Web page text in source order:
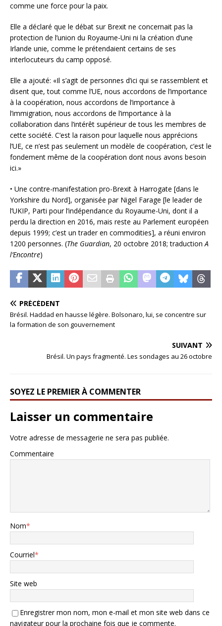
comme une force pour la paix.
Elle a déclaré que le débat sur Brexit ne concernait pas la
protection de l’union du Royaume-Uni ni la création d’une
Irlande unie, comme le prétendaient certains de ses
interlocuteurs du camp opposé.
Elle a ajouté: «Il s’agit de personnes d’ici qui se rassemblent et
disent que, tout comme l’UE, nous accordons de l’importance
à la coopération, nous accordons de l’importance à
l’immigration, nous accordons de l’importance à la
collaboration dans l’intérêt supérieur de tous les membres de
cette société. C’est la raison pour laquelle nous apprécions
l’UE, ce n’est pas seulement un modèle de coopération, c’est le
fondement même de la coopération dont nous avons besoin
ici.»
• Une contre-manifestation pro-Brexit à Harrogate [dans le
Yorkshire du Nord], organisée par Nigel Farage [le leader de
l’UKIP, Parti pour l’indépendance du Royaume-Uni, dont il a
perdu la direction en 2016, mais reste au Parlement européen
depuis 1999; c’est un trader en commodities], a réuni environ
1200 personnes. (The Guardian, 20 octobre 2018; traductionA
l’Encontre)
PRÉCÉDENT
Brésil. Haddad en hausse légère. Bolsonaro, lui, se concentre sur
la formation de son gouvernement
SUIVANT
Brésil. Un pays fragmenté. Les sondages au 26 octobre
SOYEZ LE PREMIER À COMMENTER
Laisser un commentaire
Votre adresse de messagerie ne sera pas publiée.
Commentaire
Nom*
Courriel*
Site web
Enregistrer mon nom, mon e-mail et mon site web dans ce
navigateur pour la prochaine fois que je commente.